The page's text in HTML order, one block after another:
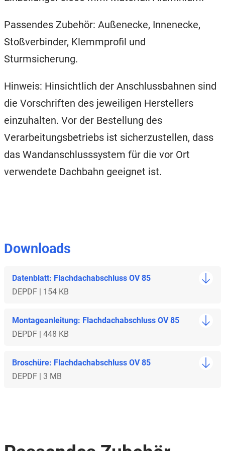
Passendes Zubehör: Außenecke, Innenecke,
Stoßverbinder, Klemmprofil und
Sturmsicherung.
Hinweis: Hinsichtlich der Anschlussbahnen sind
die Vorschriften des jeweiligen Herstellers
einzuhalten. Vor der Bestellung des
Verarbeitungsbetriebs ist sicherzustellen, dass
das Wandanschlusssystem für die vor Ort
verwendete Dachbahn geeignet ist.
Downloads
Datenblatt: Flachdachabschluss OV 85
DEPDF | 154 KB
Montageanleitung: Flachdachabschluss OV 85
DEPDF | 448 KB
Broschüre: Flachdachabschluss OV 85
DEPDF | 3 MB